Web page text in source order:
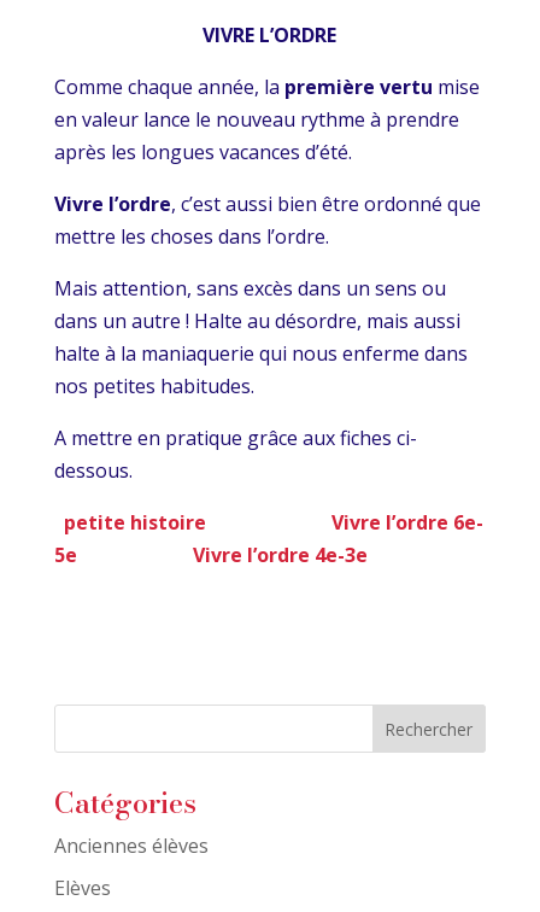
VIVRE L’ORDRE
Comme chaque année, la première vertu mise
en valeur lance le nouveau rythme à prendre
après les longues vacances d’été.
Vivre l’ordre, c’est aussi bien être ordonné que
mettre les choses dans l’ordre.
Mais attention, sans excès dans un sens ou
dans un autre ! Halte au désordre, mais aussi
halte à la maniaquerie qui nous enferme dans
nos petites habitudes.
A mettre en pratique grâce aux fiches ci-
dessous.
petite histoire
Vivre l’ordre 6e-
5e
Vivre l’ordre 4e-3e
Catégories
Anciennes élèves
Elèves